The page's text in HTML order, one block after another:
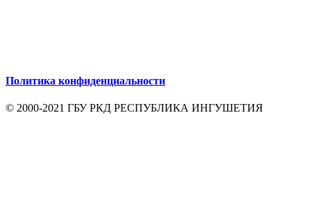
Политика конфиденциальности
© 2000-2021 ГБУ РКД РЕСПУБЛИКА ИНГУШЕТИЯ